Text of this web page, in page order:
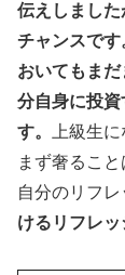
伝えしまし
チャンスで
おいてもま
分自身に投
す。
上級生
まず奢るこ
自分のリフレ
けるリフレッ